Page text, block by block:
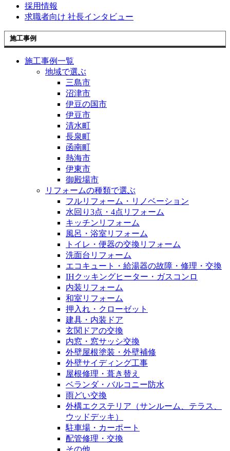
採用情報
求職者向け 社長インタビュー
施工事例
施工事例一覧
地域で選ぶ
三島市
沼津市
伊豆の国市
伊豆市
清水町
長泉町
函南町
熱海市
伊東市
御殿場市
リフォームの種類で選ぶ
フルリフォーム・リノベーション
水回り3点・4点リフォーム
キッチンリフォーム
風呂・浴室リフォーム
トイレ・便器の交換リフォーム
洗面台リフォーム
エコキュート・給湯器の故障・修理・交換
IHクッキングヒーター・ガスコンロ
内装リフォーム
和室リフォーム
押入れ・クローゼット
建具・内装ドア
玄関ドアの交換
内窓・窓サッシ交換
外壁屋根塗装・外壁補修
外壁サイディング工事
屋根修理・葺き替え
ベランダ・バルコニー防水
雨どい交換
外構エクステリア（サンルーム、テラス、
ウッドデッキ）
駐車場・カーポート
配管修理・交換
その他